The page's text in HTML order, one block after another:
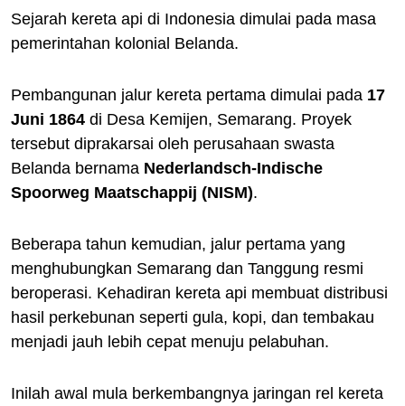
Sejarah kereta api di Indonesia dimulai pada masa
pemerintahan kolonial Belanda.
Pembangunan jalur kereta pertama dimulai pada 17
Juni 1864 di Desa Kemijen, Semarang. Proyek
tersebut diprakarsai oleh perusahaan swasta
Belanda bernama Nederlandsch-Indische
Spoorweg Maatschappij (NISM).
Beberapa tahun kemudian, jalur pertama yang
menghubungkan Semarang dan Tanggung resmi
beroperasi. Kehadiran kereta api membuat distribusi
hasil perkebunan seperti gula, kopi, dan tembakau
menjadi jauh lebih cepat menuju pelabuhan.
Inilah awal mula berkembangnya jaringan rel kereta